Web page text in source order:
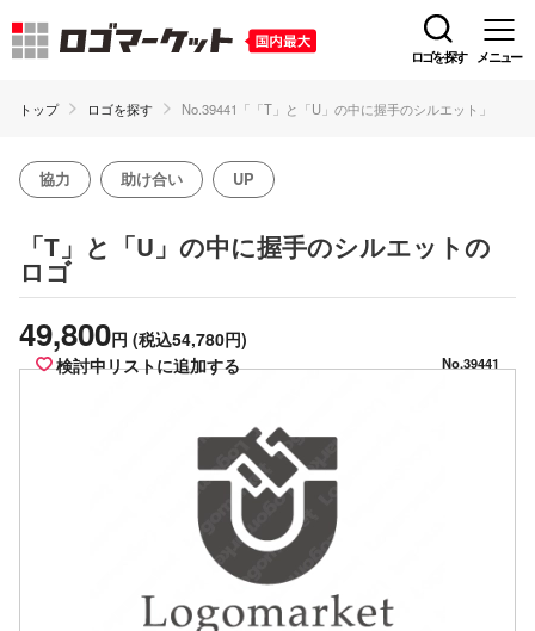
ロゴを探す メニュー
トップ ロゴを探す No.39441「「T」と「U」の中に握手のシルエット」
協力 助け合い UP
「T」と「U」の中に握手のシルエットの
ロゴ
49,800円 (税込54,780円)
検討中リストに追加する
No.39441